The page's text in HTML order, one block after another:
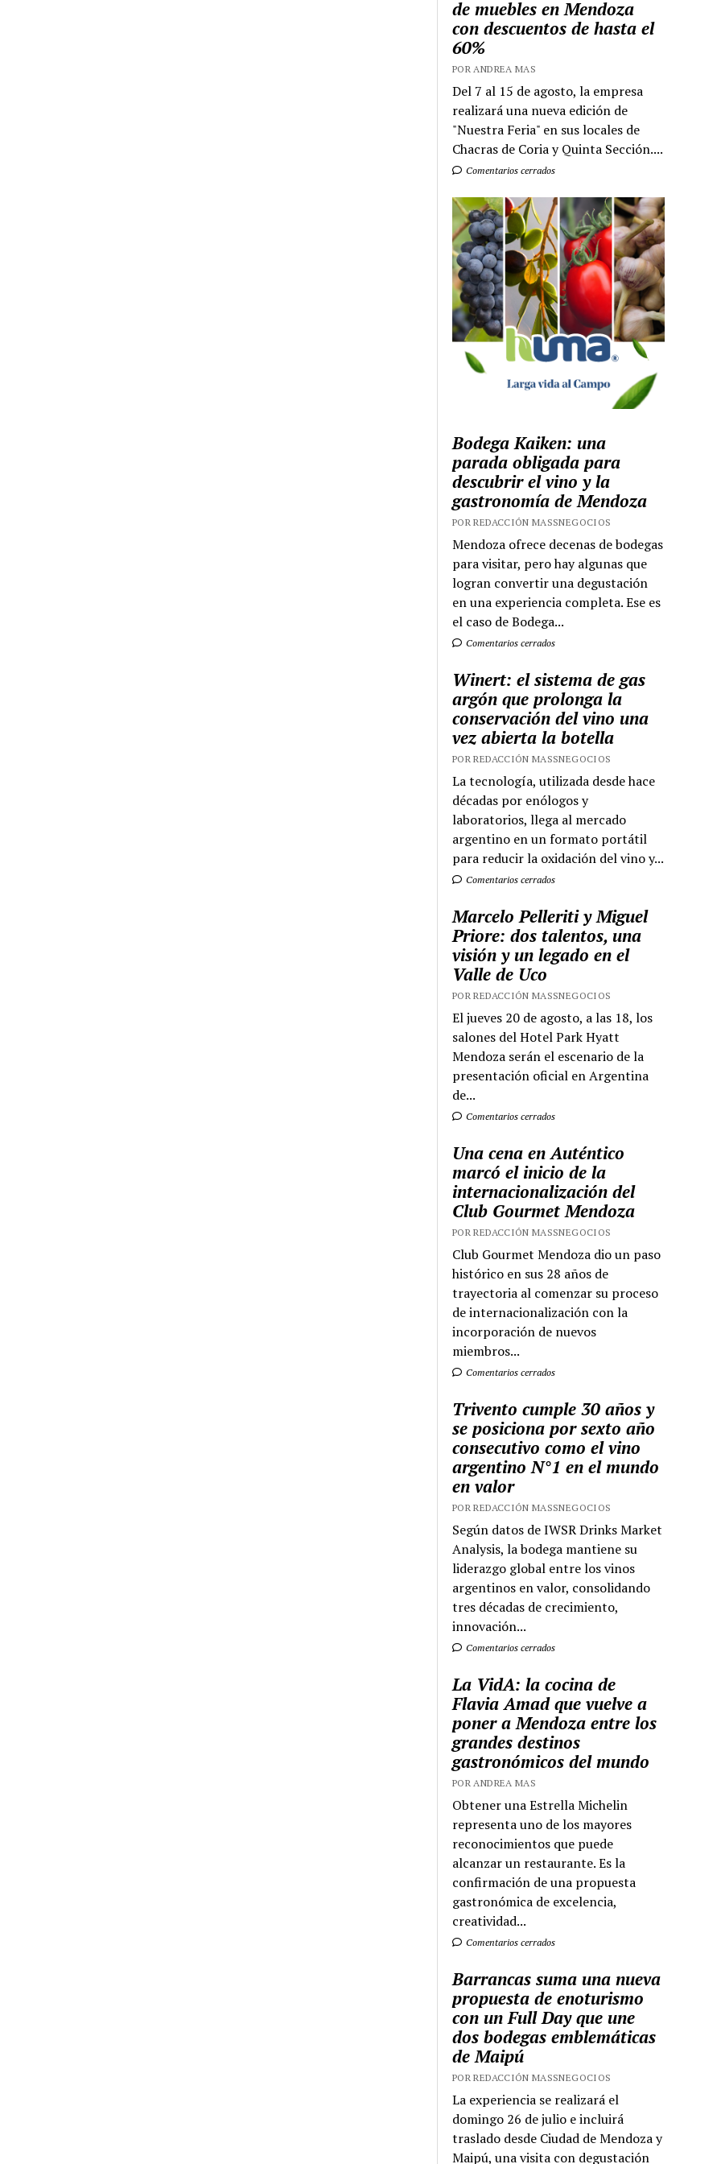
de muebles en Mendoza
con descuentos de hasta el
60%
POR ANDREA MAS
Del 7 al 15 de agosto, la empresa
realizará una nueva edición de
"Nuestra Feria" en sus locales de
Chacras de Coria y Quinta Sección....
Comentarios cerrados
Bodega Kaiken: una
parada obligada para
descubrir el vino y la
gastronomía de Mendoza
POR REDACCIÓN MASSNEGOCIOS
Mendoza ofrece decenas de bodegas
para visitar, pero hay algunas que
logran convertir una degustación
en una experiencia completa. Ese es
el caso de Bodega...
Comentarios cerrados
Winert: el sistema de gas
argón que prolonga la
conservación del vino una
vez abierta la botella
POR REDACCIÓN MASSNEGOCIOS
La tecnología, utilizada desde hace
décadas por enólogos y
laboratorios, llega al mercado
argentino en un formato portátil
para reducir la oxidación del vino y...
Comentarios cerrados
Marcelo Pelleriti y Miguel
Priore: dos talentos, una
visión y un legado en el
Valle de Uco
POR REDACCIÓN MASSNEGOCIOS
El jueves 20 de agosto, a las 18, los
salones del Hotel Park Hyatt
Mendoza serán el escenario de la
presentación oficial en Argentina
de...
Comentarios cerrados
Una cena en Auténtico
marcó el inicio de la
internacionalización del
Club Gourmet Mendoza
POR REDACCIÓN MASSNEGOCIOS
Club Gourmet Mendoza dio un paso
histórico en sus 28 años de
trayectoria al comenzar su proceso
de internacionalización con la
incorporación de nuevos
miembros...
Comentarios cerrados
Trivento cumple 30 años y
se posiciona por sexto año
consecutivo como el vino
argentino N°1 en el mundo
en valor
POR REDACCIÓN MASSNEGOCIOS
Según datos de IWSR Drinks Market
Analysis, la bodega mantiene su
liderazgo global entre los vinos
argentinos en valor, consolidando
tres décadas de crecimiento,
innovación...
Comentarios cerrados
La VidA: la cocina de
Flavia Amad que vuelve a
poner a Mendoza entre los
grandes destinos
gastronómicos del mundo
POR ANDREA MAS
Obtener una Estrella Michelin
representa uno de los mayores
reconocimientos que puede
alcanzar un restaurante. Es la
confirmación de una propuesta
gastronómica de excelencia,
creatividad...
Comentarios cerrados
Barrancas suma una nueva
propuesta de enoturismo
con un Full Day que une
dos bodegas emblemáticas
de Maipú
POR REDACCIÓN MASSNEGOCIOS
La experiencia se realizará el
domingo 26 de julio e incluirá
traslado desde Ciudad de Mendoza y
Maipú, una visita con degustación